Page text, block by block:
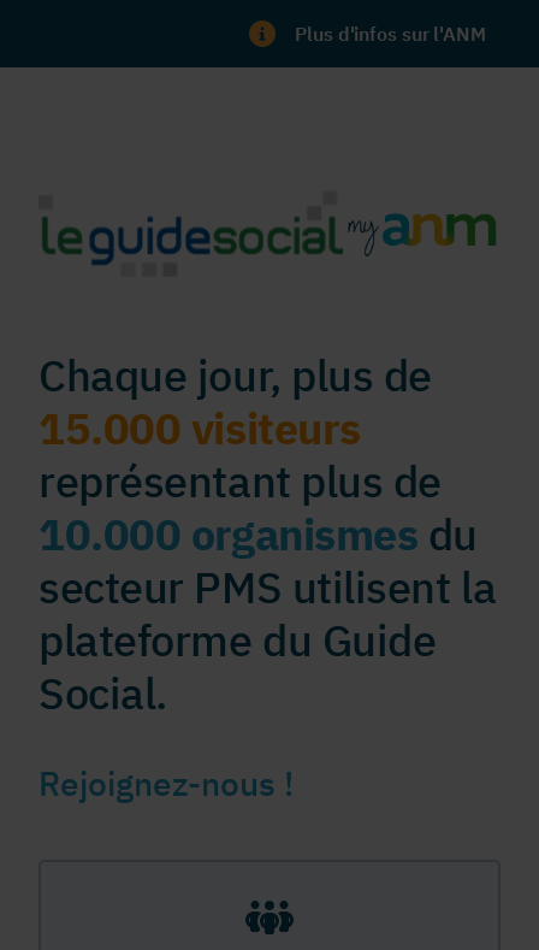
Plus d'infos sur l'ANM
Chaque jour, plus de
15.000 visiteurs
représentant plus de
10.000 organismes du
secteur PMS utilisent la
plateforme du Guide
Social.
Rejoignez-nous !